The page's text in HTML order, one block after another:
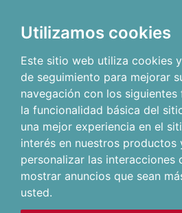
Utilizamos cookies
Este sitio web utiliza cookies
de seguimiento para mejorar
navegación con los siguientes
la funcionalidad básica del
una mejor experiencia en el
interés en nuestros productos
personalizar las interacciones
mostrar anuncios que sean
usted.